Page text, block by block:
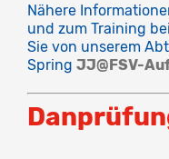
Nähere
und zum Training
Sie von unserem
Spring JJ@FSV-